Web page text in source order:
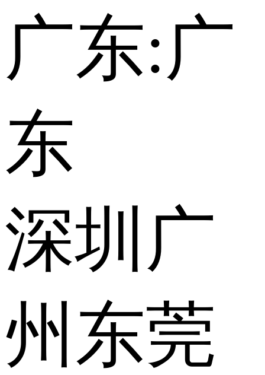
广东:广
东
深圳 广
州 东莞